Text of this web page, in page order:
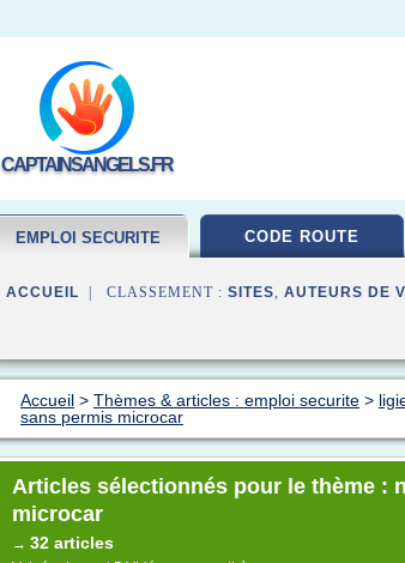
CAPTAINSANGELS.FR
EMPLOI SECURITE CODE ROUTE
ACCUEIL | CLASSEMENT : SITES, AUTEURS DE
Accueil > Thèmes & articles : emploi securite >
sans permis microcar
Articles sélectionnés pour le thème :
microcar
→ 32 articles